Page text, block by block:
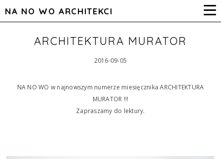
NA NO WO ARCHITEKCI
ARCHITEKTURA MURATOR
2016-09-05
NA NO WO w najnowszym numerze miesięcznika ARCHITEKTURA
MURATOR !!!
Zapraszamy do lektury.